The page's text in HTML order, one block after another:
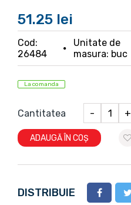
51.25 lei
Cod:
26484
Unitate de
masura: buc
La comanda
Cantitatea - +
ADAUGĂ ÎN COȘ
DISTRIBUIE